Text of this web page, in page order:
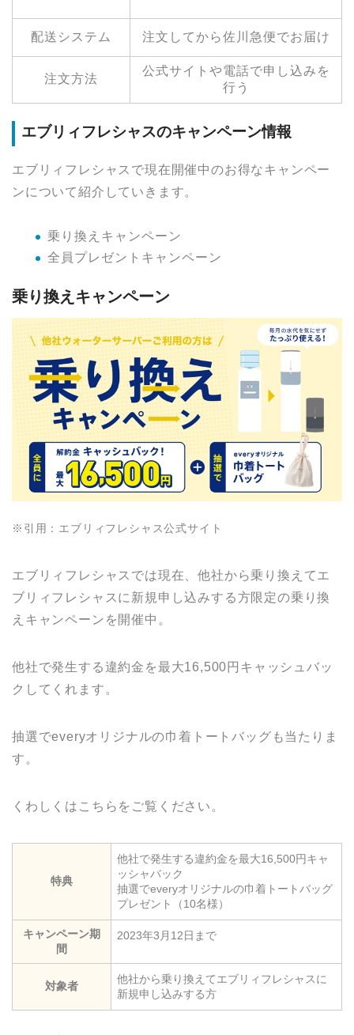
配送システム 注文してから佐川急便でお届け
注文方法
公式サイトや電話で申し込みを
行う
エブリィフレシャスのキャンペーン情報
エブリィフレシャスで現在開催中のお得なキャンペー
ンについて紹介していきます。
乗り換えキャンペーン
全員プレゼントキャンペーン
乗り換えキャンペーン
※引用：エブリィフレシャス公式サイト
エブリィフレシャスでは現在、他社から乗り換えてエ
ブリィフレシャスに新規申し込みする方限定の乗り換
えキャンペーンを開催中。
他社で発生する違約金を最大16,500円キャッシュバッ
クしてくれます。
抽選でeveryオリジナルの巾着トートバッグも当たりま
す。
くわしくはこちらをご覧ください。
特典
他社で発生する違約金を最大16,500円キャ
ッシャバック
抽選でeveryオリジナルの巾着トートバッグ
プレゼント（10名様）
キャンペーン期
間
2023年3月12日まで
対象者
他社から乗り換えてエブリィフレシャスに
新規申し込みする方